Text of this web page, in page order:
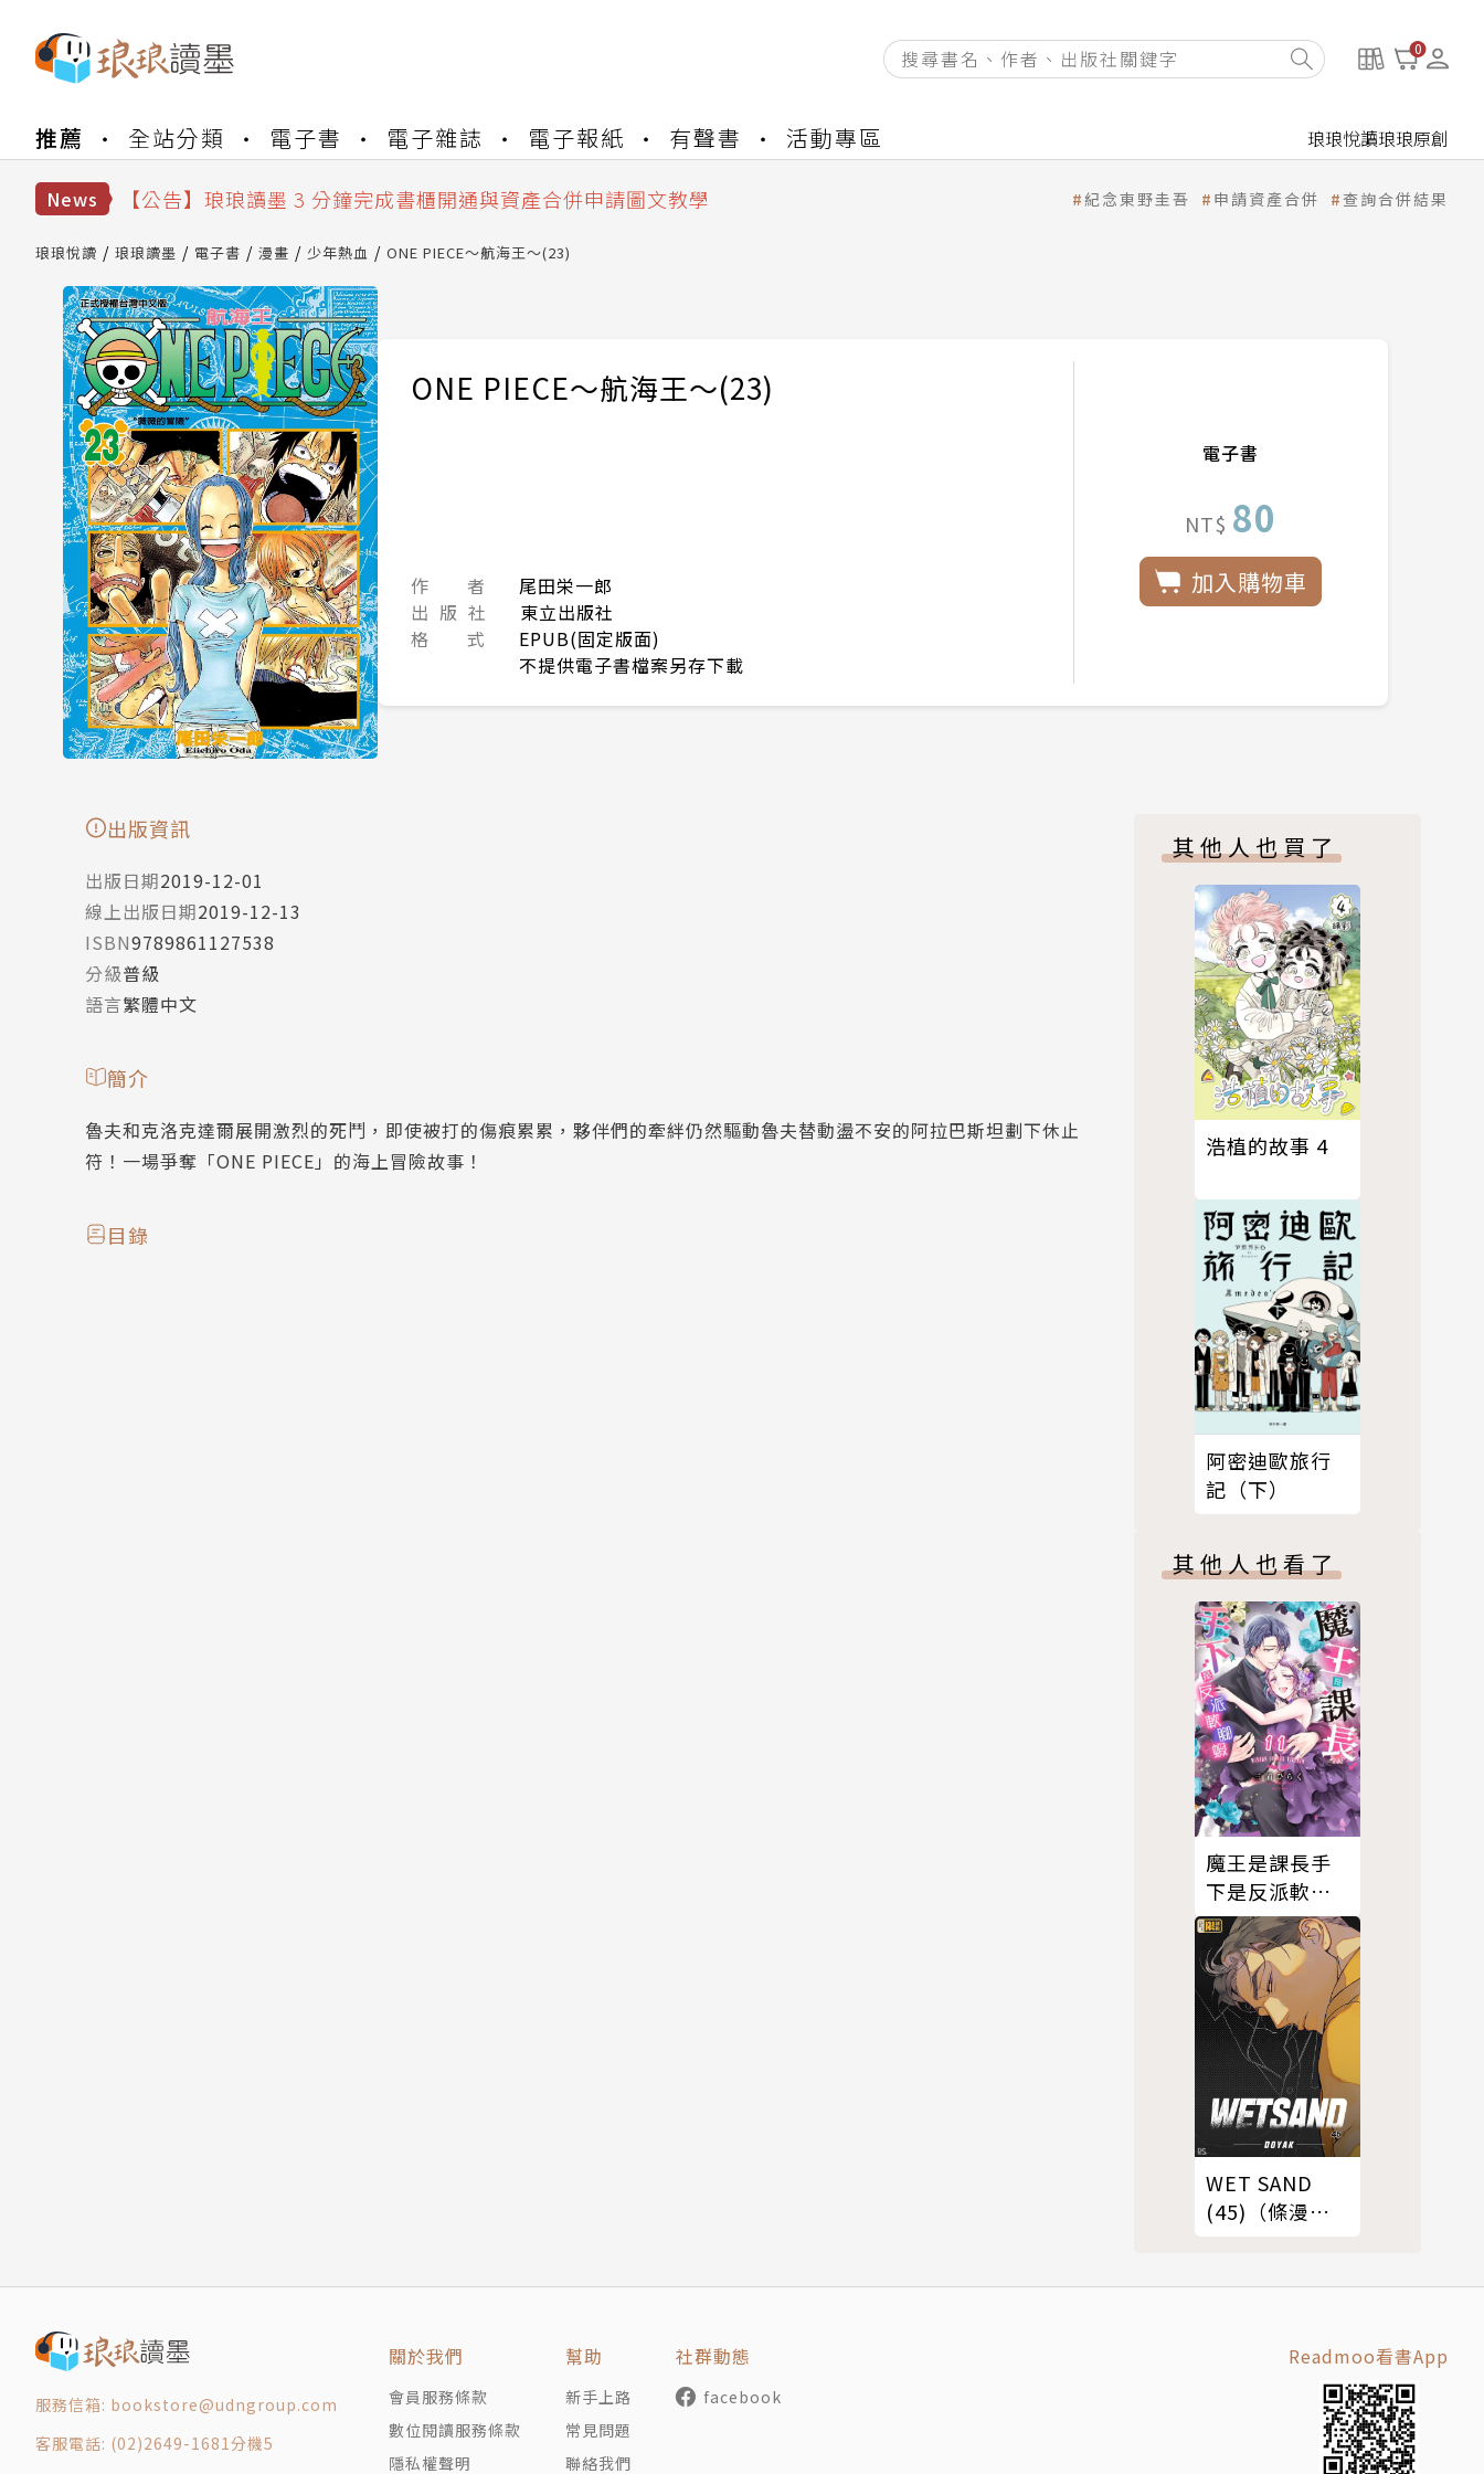
0
推薦 全站分類 電子書 電子雜誌 電子報紙 有聲書 活動專區 琅琅悅讀琅琅原創
News
【公告】琅琅讀墨數位閱讀資產合併與書櫃開通申請
【公告】琅琅讀墨 3 分鐘完成書櫃開通與資產合併申請圖文教學
【公告】琅琅讀墨數位閱讀資產合併與書櫃開通申請
紀念東野圭吾 申請資產合併 查詢合併結果
琅琅悅讀 琅琅讀墨 電子書 漫畫 少年熱血 ONE PIECE～航海王～(23)
ONE PIECE～航海王～(23)
作 者
尾田栄一郎
出 版 社
東立出版社
格 式
EPUB(固定版面)
不提供電子書檔案另存下載
電子書
NT$ 80
加入購物車
出版資訊
出版日期2019-12-01
線上出版日期2019-12-13
ISBN9789861127538
分級普級
語言繁體中文
簡介
魯夫和克洛克達爾展開激烈的死鬥，即使被打的傷痕累累，夥伴們的牽絆仍然驅動魯夫替動盪不安的阿拉巴斯坦劃下休止
符！一場爭奪「ONE PIECE」的海上冒險故事！
目錄
其他人也買了
浩植的故事 4
阿密迪歐旅行
記（下）
其他人也看了
魔王是課長手
下是反派軟腳
蝦。11
WET SAND
(45)（條漫
服務信箱: bookstore@udngroup.com
客服電話: (02)2649-1681分機5
關於我們
會員服務條款
數位閱讀服務條款
隱私權聲明
幫助
新手上路
常見問題
聯絡我們
社群動態
facebook
Readmoo看書App